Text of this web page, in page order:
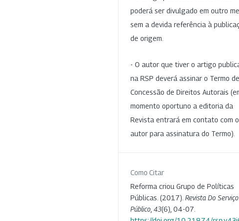
poderá ser divulgado em outro
sem a devida referência à
de origem.
- O autor que tiver o artigo
na RSP deverá assinar o Termo de
Concessão de Direitos Autorais
momento oportuno a editoria da
Revista entrará em contato com o
autor para assinatura do Termo).
Como Citar
Reforma criou Grupo de Políticas
Públicas. (2017). Revista Do Serviço
Público 43(6), 04-07.